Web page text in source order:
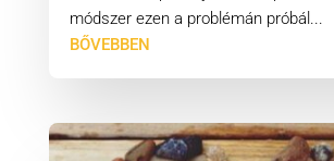
módszer ezen a problémán próbál...
BŐVEBBEN